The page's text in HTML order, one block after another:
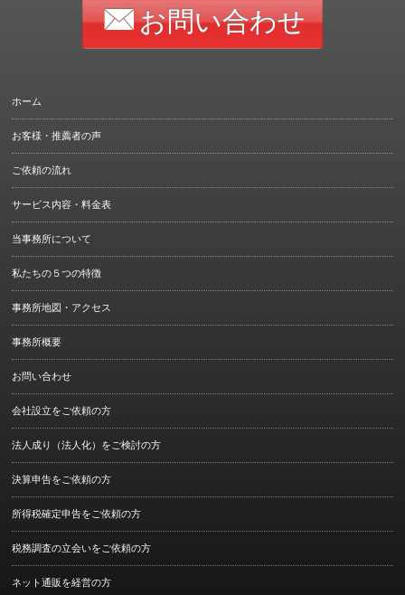
お問い合わせ
ホーム
お客様・推薦者の声
ご依頼の流れ
サービス内容・料金表
当事務所について
私たちの５つの特徴
事務所地図・アクセス
事務所概要
お問い合わせ
会社設立をご依頼の方
法人成り（法人化）をご検討の方
決算申告をご依頼の方
所得税確定申告をご依頼の方
税務調査の立会いをご依頼の方
ネット通販を経営の方